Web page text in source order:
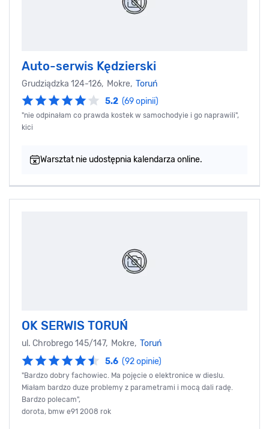
Auto-serwis Kędzierski
Grudziądzka 124-126, Mokre, Toruń
5.2 (69 opinii)
"nie odpinałam co prawda kostek w samochodyie i go naprawili",
kici
Warsztat nie udostępnia kalendarza online.
OK SERWIS TORUŃ
ul. Chrobrego 145/147, Mokre, Toruń
5.6 (92 opinie)
"Bardzo dobry fachowiec. Ma pojęcie o elektronice w dieslu.
Miałam bardzo duze problemy z parametrami i mocą dali radę.
Bardzo polecam",
dorota, bmw e91 2008 rok